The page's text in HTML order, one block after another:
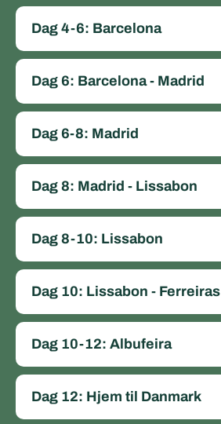
Dag 4-6: Barcelona
Dag 6: Barcelona - Madrid
Dag 6-8: Madrid
Dag 8: Madrid - Lissabon
Dag 8-10: Lissabon
Dag 10: Lissabon - Ferreiras
Dag 10-12: Albufeira
Dag 12: Hjem til Danmark